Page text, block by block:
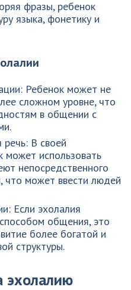
фразы, ребенок
языка, фонетику и
Ребенок может не
сложном уровне, что
в общении с
В своей
может использовать
непосредственного
что может ввести людей
Если эхолалия
общения, это
более богатой и
структуры.
эхолалию